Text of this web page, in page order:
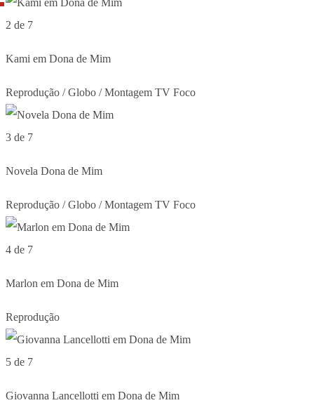
2 de 7
Kami em Dona de Mim
Reprodução / Globo / Montagem TV Foco
3 de 7
Novela Dona de Mim
Reprodução / Globo / Montagem TV Foco
4 de 7
Marlon em Dona de Mim
Reprodução
5 de 7
Giovanna Lancellotti em Dona de Mim